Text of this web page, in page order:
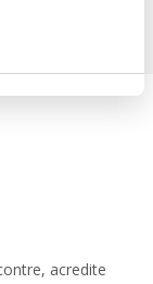
acredite